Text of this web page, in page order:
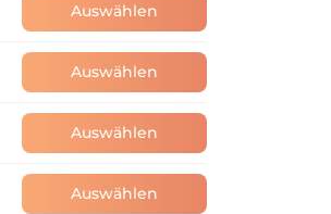
Auswählen
Auswählen
Auswählen
Auswählen